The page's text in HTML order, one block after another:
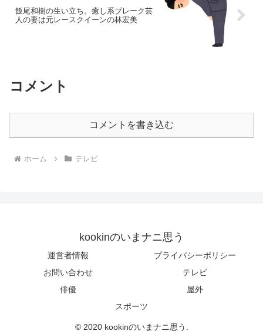
飯尾和樹の生い立ち。癒し系ブレーク芸
人の妻は元レースクイーンの林宏美
コメント
コメントを書き込む
ホーム テレビ
kookinのいまナニ思う
運営者情報
プライバシーポリシー
お問い合わせ
テレビ
俳優
屋外
スポーツ
© 2020 kookinのいまナニ思う.